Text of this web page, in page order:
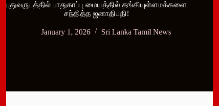
புதுவருடத்தில் பாதுகாப்பு மையத்தில் தங்கியுள்ளமக்களை
சந்தித்த ஜனாதிபதி!
January 1, 2026 Sri Lanka Tamil News